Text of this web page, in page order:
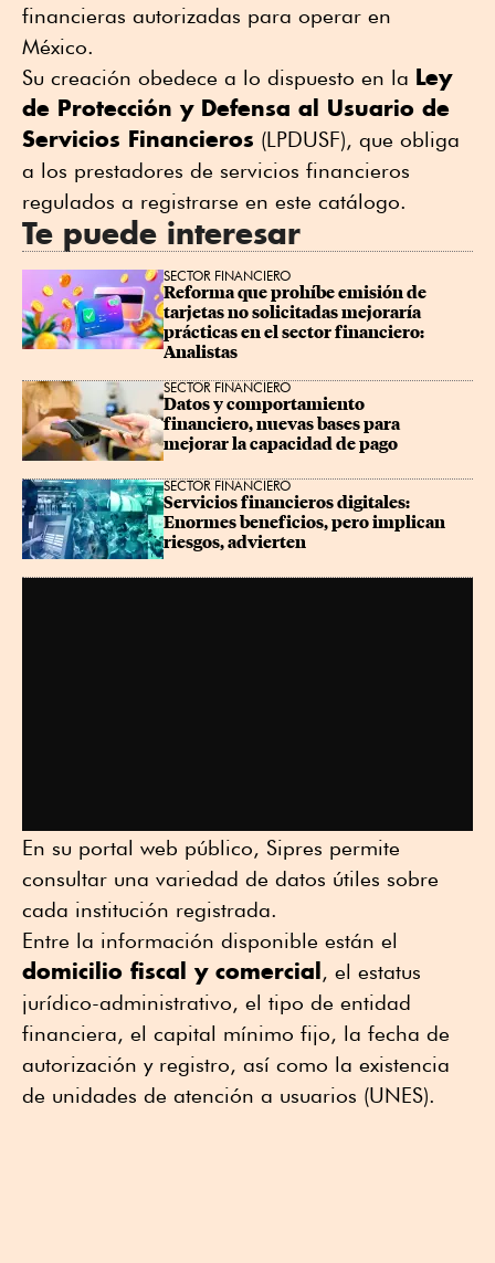
financieras autorizadas para operar en
México.
Su creación obedece a lo dispuesto en la Ley
de Protección y Defensa al Usuario de
Servicios Financieros (LPDUSF), que obliga
a los prestadores de servicios financieros
regulados a registrarse en este catálogo.
Te puede interesar
SECTOR FINANCIERO
Reforma que prohíbe emisión de
tarjetas no solicitadas mejoraría
prácticas en el sector financiero:
Analistas
SECTOR FINANCIERO
Datos y comportamiento
financiero, nuevas bases para
mejorar la capacidad de pago
SECTOR FINANCIERO
Servicios financieros digitales:
Enormes beneficios, pero implican
riesgos, advierten
En su portal web público, Sipres permite
consultar una variedad de datos útiles sobre
cada institución registrada.
Entre la información disponible están el
domicilio fiscal y comercial, el estatus
jurídico-administrativo, el tipo de entidad
financiera, el capital mínimo fijo, la fecha de
autorización y registro, así como la existencia
de unidades de atención a usuarios (UNES).